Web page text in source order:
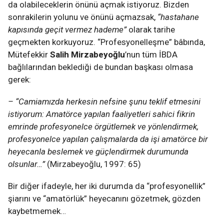
da olabileceklerin önünü açmak istiyoruz. Bizden
sonrakilerin yolunu ve önünü açmazsak, “hastahane
kapısında geçit vermez hademe”olarak tarihe
geçmekten korkuyoruz. “Profesyonelleşme” bâbında,
Mütefekkir Salih Mirzabeyoğlu’nun tüm İBDA
bağlılarından beklediği de bundan başkası olmasa
gerek:
– “Camiamızda herkesin nefsine şunu teklif etmesini
istiyorum: Amatörce yapılan faaliyetleri sahici fikrin
emrinde profesyonelce örgütlemek ve yönlendirmek,
profesyonelce yapılan çalışmalarda da işi amatörce bir
heyecanla beslemek ve güçlendirmek durumunda
olsunlar…”(Mirzabeyoğlu, 1997: 65)
Bir diğer ifadeyle, her iki durumda da “profesyonellik”
şiarını ve “amatörlük” heyecanını gözetmek, gözden
kaybetmemek…